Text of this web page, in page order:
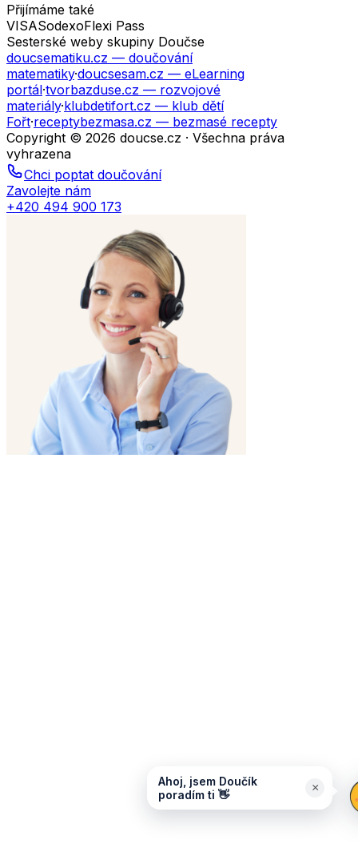
Přijímáme také
VISASodexoFlexi Pass
Sesterské weby skupiny Doučse
doucsematiku.cz — doučování
matematiky·doucsesam.cz — eLearning
portál·tvorbazduse.cz — rozvojové
materiály·klubdetifort.cz — klub dětí
Fořt·receptybezmasa.cz — bezmasé recepty
Copyright © 2026 doucse.cz · Všechna práva
vyhrazena
Chci poptat doučování
Zavolejte nám
+420 494 900 173
Ahoj, jsem Doučík
poradím ti 👋
×